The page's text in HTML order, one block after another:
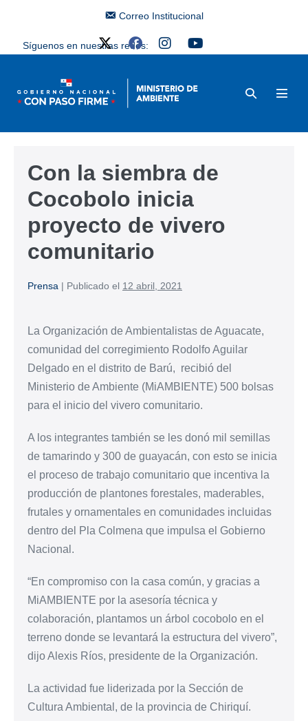
Correo Institucional
Síguenos en nuestras redes:
Con la siembra de
Cocobolo inicia
proyecto de vivero
comunitario
Prensa | Publicado el 12 abril, 2021
La Organización de Ambientalistas de Aguacate,
comunidad del corregimiento Rodolfo Aguilar
Delgado en el distrito de Barú, recibió del
Ministerio de Ambiente (MiAMBIENTE) 500 bolsas
para el inicio del vivero comunitario.
A los integrantes también se les donó mil semillas
de tamarindo y 300 de guayacán, con esto se inicia
el proceso de trabajo comunitario que incentiva la
producción de plantones forestales, maderables,
frutales y ornamentales en comunidades incluidas
dentro del Pla Colmena que impulsa el Gobierno
Nacional.
“En compromiso con la casa común, y gracias a
MiAMBIENTE por la asesoría técnica y
colaboración, plantamos un árbol cocobolo en el
terreno donde se levantará la estructura del vivero”,
dijo Alexis Ríos, presidente de la Organización.
La actividad fue liderizada por la Sección de
Cultura Ambiental, de la provincia de Chiriquí.